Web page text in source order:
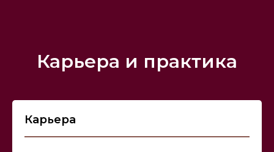
Карьера и практика
Карьера